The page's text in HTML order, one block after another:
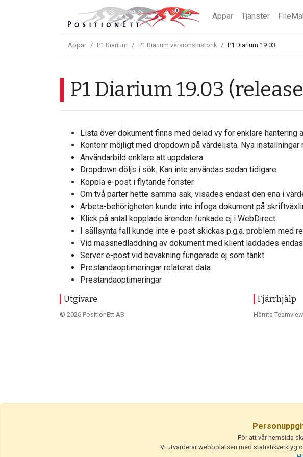
Appar Tjänster
Appar P1 Diarium P1 Diarium versionshistorik P1 Diarium 19.03
P1 Diarium 19.03
Lista över dokument finns med delad vy för enklare hantering
Kontonr möjligt med dropdown på värdelista. Nya inställningar
Användarbild enklare att uppdatera
Dropdown döljs i sök. Kan inte användas sedan tidigare.
Koppla e-post i flytande fönster
Om två parter hette samma sak, visades endast den ena i
Arbeta-behörigheten kunde inte infoga dokument på
Klick på antal kopplade ärenden funkade ej i WebDirect
I sällsynta fall kunde inte e-post skickas p.g.a. problem med
Vid massnedladdning av dokument med klient laddades
Server e-post vid bevakning fungerade ej som tänkt
Prestandaoptimeringar relaterat data
Prestandaoptimeringar
Utgivare
© 2026 PositionEtt AB
Fjärrhjälp
Hämta
För att vår hemsida
Vi utvärderar webbplatsen med statistikverktyg